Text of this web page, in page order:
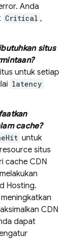
Anda
Critical ,
situs
untuk setiap
latency
cache?
untuk
situs
cache CDN
Hosting.
CDN
dapat